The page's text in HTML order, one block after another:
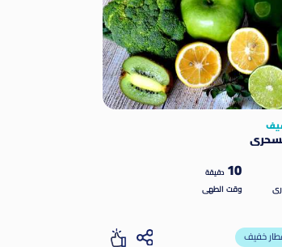
10 دقيقة
وقت الطهى